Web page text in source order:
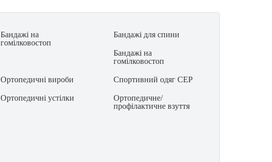
Бандажі на
гомілковостоп
Бандажі для спини
Бандажі на
гомілковостоп
Ортопедичні вироби Спортивний одяг CEP
Ортопедичні устілки
Ортопедичне/
профілактичне взуття